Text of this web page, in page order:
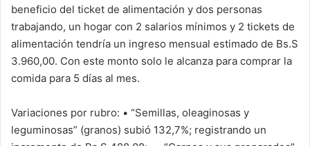
beneficio del ticket de alimentación y dos personas
trabajando, un hogar con 2 salarios mínimos y 2 tickets de
alimentación tendría un ingreso mensual estimado de Bs.S
3.960,00. Con este monto solo le alcanza para comprar la
comida para 5 días al mes.
Variaciones por rubro: • “Semillas, oleaginosas y
leguminosas” (granos) subió 132,7%; registrando un